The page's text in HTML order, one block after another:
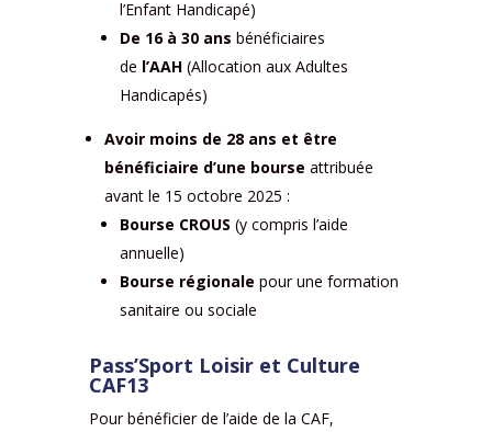
l’Enfant Handicapé)
De 16 à 30 ans bénéficiaires
de l’AAH (Allocation aux Adultes
Handicapés)
Avoir moins de 28 ans et être
bénéficiaire d’une bourse attribuée
avant le 15 octobre 2025 :
Bourse CROUS (y compris l’aide
annuelle)
Bourse régionale pour une formation
sanitaire ou sociale
Pass’Sport Loisir et Culture
CAF13
Pour bénéficier de l’aide de la CAF,